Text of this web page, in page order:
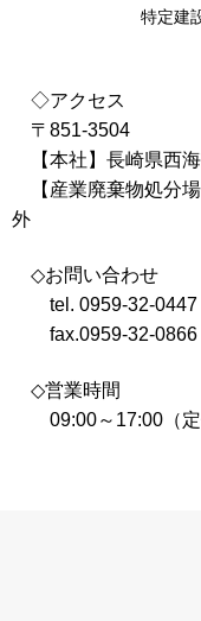
特定建
◇アクセス
〒851-3504
【本社】長崎県西
【産業廃棄物処分
外
◇お問い合わせ
tel. 0959-32-0447
fax.0959-32-0866
◇営業時間
09:00～17:00（定